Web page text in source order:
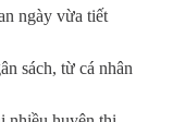
ngày vừa tiết
sách, từ cá nhân